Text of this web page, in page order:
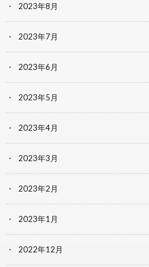
2023年8月
2023年7月
2023年6月
2023年5月
2023年4月
2023年3月
2023年2月
2023年1月
2022年12月